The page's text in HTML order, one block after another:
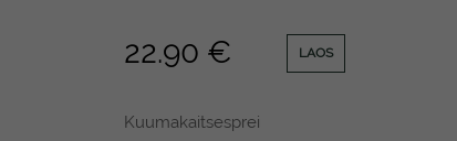
22.90 € LAOS
Kuumakaitsesprei